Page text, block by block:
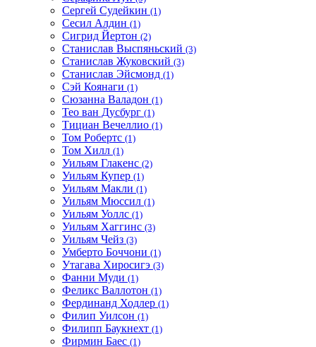
Сергей Судейкин (1)
Сесил Алдин (1)
Сигрид Йертон (2)
Станислав Выспяньский (3)
Станислав Жуковский (3)
Станислав Эйсмонд (1)
Сэй Коянаги (1)
Сюзанна Валадон (1)
Тео ван Дусбург (1)
Тициан Вечеллио (1)
Том Робертс (1)
Том Хилл (1)
Уильям Глакенс (2)
Уильям Купер (1)
Уильям Макли (1)
Уильям Мюссил (1)
Уильям Уоллс (1)
Уильям Хаггинс (3)
Уильям Чейз (3)
Умберто Боччони (1)
Утагава Хиросигэ (3)
Фанни Муди (1)
Феликс Валлотон (1)
Фердинанд Ходлер (1)
Филип Уилсон (1)
Филипп Баукнехт (1)
Фирмин Баес (1)